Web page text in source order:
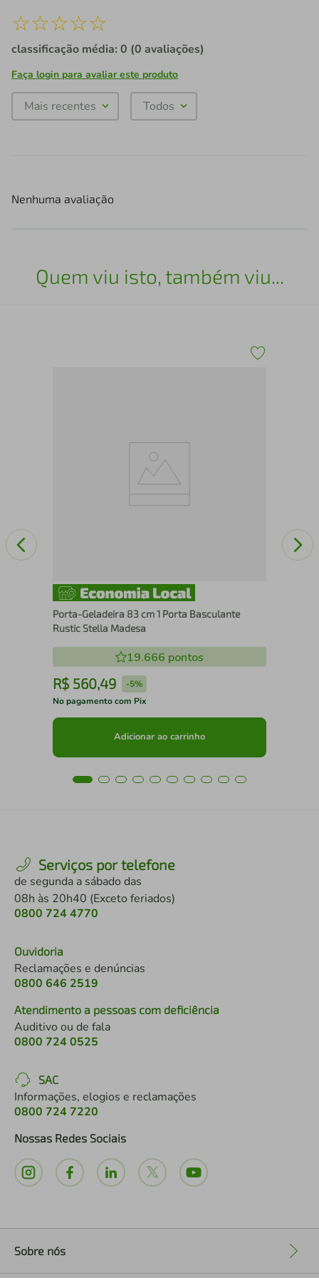
☆☆☆☆☆
classificação média: 0 (0 avaliações)
Faça login para avaliar este produto
Mais recentes Todos
Nenhuma avaliação
Quem viu isto, também viu...
Porta-Geladeira 83 cm 1 Porta Basculante
Rustic Stella Madesa
19.666 pontos
R$ 560,49 -5%
No pagamento com Pix
Adicionar ao carrinho
Serviços por telefone
de segunda a sábado das
08h às 20h40 (Exceto feriados)
0800 724 4770
Ouvidoria
Reclamações e denúncias
0800 646 2519
Atendimento a pessoas com deficiência
Auditivo ou de fala
0800 724 0525
SAC
Informações, elogios e reclamações
0800 724 7220
Nossas Redes Sociais
Sobre nós